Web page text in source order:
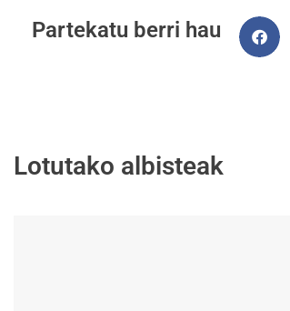
Partekatu berri hau
Lotutako albisteak